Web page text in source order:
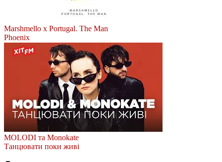
Marshmello x Portugal. The Man
Phoenix
MOLODI та Monokate
Танцювати поки живі